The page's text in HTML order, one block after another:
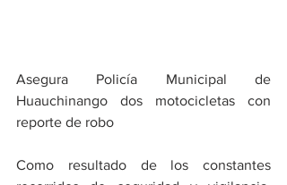
Asegura Policía Municipal de
Huauchinango dos motocicletas con
reporte de robo
​Como resultado de los constantes